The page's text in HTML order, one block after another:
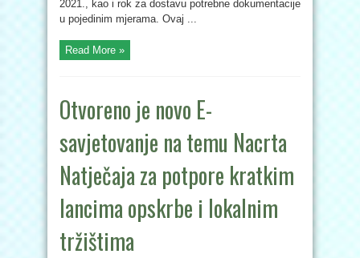
2021., kao i rok za dostavu potrebne dokumentacije
u pojedinim mjerama. Ovaj ...
Read More »
Otvoreno je novo E-
savjetovanje na temu Nacrta
Natječaja za potpore kratkim
lancima opskrbe i lokalnim
tržištima